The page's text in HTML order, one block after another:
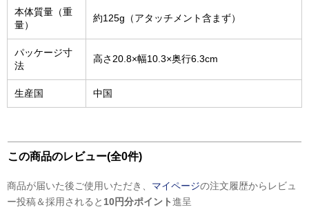
本体質量（重
量）
約125g（アタッチメント含まず）
パッケージ寸
法
高さ20.8×幅10.3×奥行6.3cm
生産国 中国
この商品のレビュー(全0件)
商品が届いた後ご使用いただき、 マイページの注文履歴からレビュ
ー投稿＆採用されると 10円分ポイント進呈